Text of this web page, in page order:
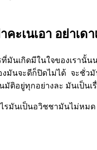
ะเนเอา อย่าเดา
ที่มันเกิดมีในใจของเรานั้
งมันจะดีก็ปิดไม่ได้ จะชั่
ติอยู่ทุกอย่างละ มันเป็นเ
รมันเป็นอวิชชามันไม่ห